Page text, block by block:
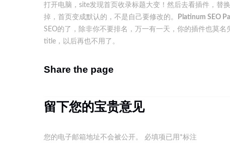
打开电脑，site发现首页收录标题大变！然后去看插件，替
掉，首页变成默认的，不是自己要修改的。
Platinum SEO
SEO的了，除非你不要排名，万一有一天，你的插件也莫
title，以后再也不用了。
Share the page
留下您的宝贵意见
您的电子邮箱地址不会被公开。 必填项已用 *标注